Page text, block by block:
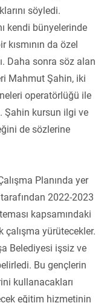
söyledi.
kendi bünyelerinde
da özel
Daha sonra söz alan
Mahmut Şahin, iki
operatörlüğü ile
Şahin kursun ilgi ve
de sözlerine
Planında yer
2022-2023
kapsamındaki
yürütecekler.
Belediyesi işsiz ve
Bu gençlerin
kullanacakları
eğitim hizmetinin